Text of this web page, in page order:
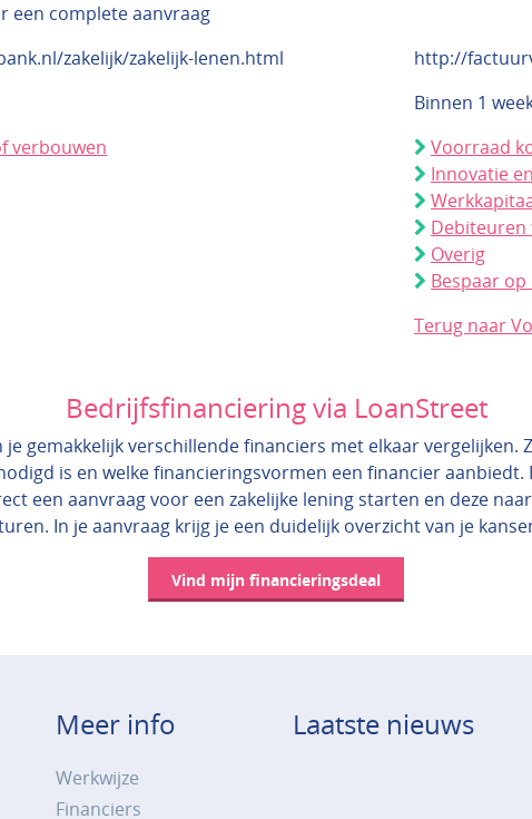
een complete aanvraag
zakelijk/zakelijk-lenen.html
http://
Binnen 1
verbouwen
Voorraad
Innovatie
Debiteuren
Overig
Bespaar
Terug naar
Bedrijfsfinanciering via LoanStreet
je gemakkelijk verschillende financiers met elkaar vergelijken.
is en welke financieringsvormen een financier aanbiedt.
een aanvraag voor een zakelijke lening starten en deze
In je aanvraag krijg je een duidelijk overzicht van je
Vind mijn financieringsdeal
Meer info
Werkwijze
Financiers
Laatste nieuws